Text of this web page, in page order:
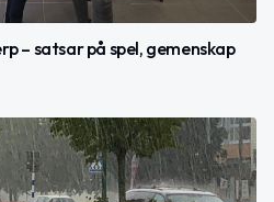
– satsar på spel, gemenskap